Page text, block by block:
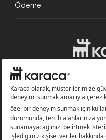
Ödeme
Websitesinde kullanılan